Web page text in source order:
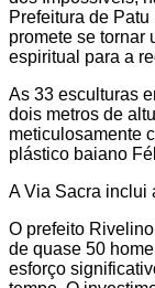
Prefeitura de
promete se tornar
espiritual para a
As 33 esculturas
dois metros de
meticulosamente
plástico baiano
A Via Sacra inclui
O prefeito
de quase 50
esforço